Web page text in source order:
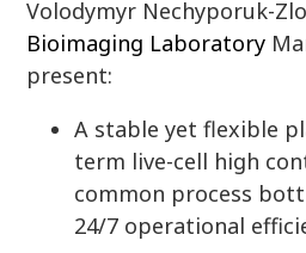
Volodymyr Nechyporuk-
Bioimaging Laboratory
present:
A stable yet flexible
term live-cell high
common process
24/7 operational